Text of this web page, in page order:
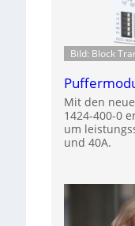
Bild: Block
Mit den
1424-400-0
um
und 40A.